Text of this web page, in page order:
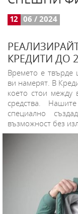
12 06 / 2024
КРЕДИТИ ДО
Времето е твърде
ви намерят. В
което стои между
средства.
специално
възможност без